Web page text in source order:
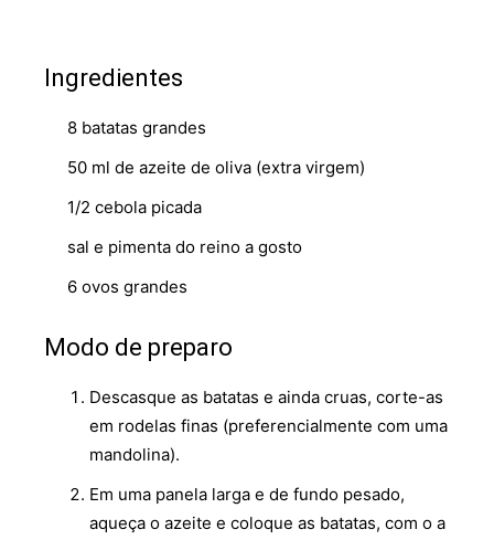
Ingredientes
8 batatas grandes
50 ml de azeite de oliva (extra virgem)
1/2 cebola picada
sal e pimenta do reino a gosto
6 ovos grandes
Modo de preparo
Descasque as batatas e ainda cruas, corte-as
em rodelas finas (preferencialmente com uma
mandolina).
Em uma panela larga e de fundo pesado,
aqueça o azeite e coloque as batatas, com o a